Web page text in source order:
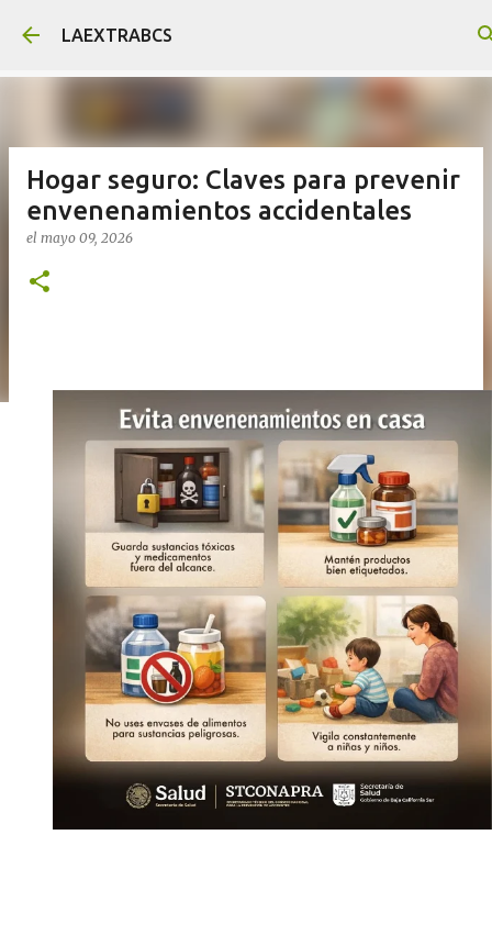
Ir al contenido principal
LAEXTRABCS
Hogar seguro: Claves para prevenir
envenenamientos accidentales
el mayo 09, 2026